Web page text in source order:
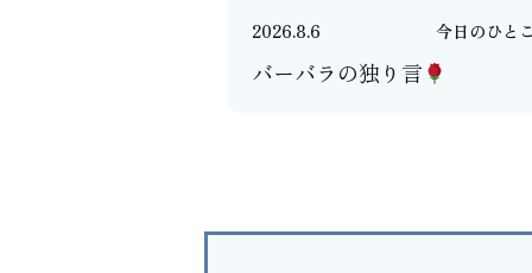
2026.8.6 今日のひと
バーバラの独り言